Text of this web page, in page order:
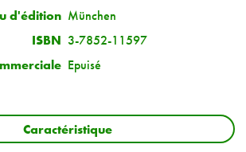
d'édition München
ISBN 3-7852-11597
Epuisé
Caractéristique